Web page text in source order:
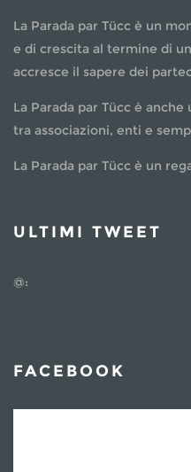
La Parada par Tücc è un
e di crescita al termine di
accresce il sapere dei
La Parada par Tücc è
tra associazioni, enti e
La Parada par Tücc è un
ULTIMI TWEET
@:
FACEBOOK